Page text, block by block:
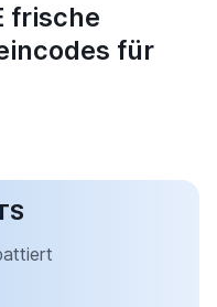
frische
für